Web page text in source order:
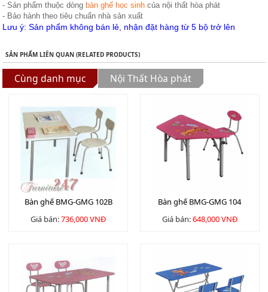
- Sản phẩm thuộc dòng bàn ghế học sinh của nội thất hòa phát
- Bảo hành theo tiêu chuẩn nhà sản xuất
Lưu ý: Sản phẩm không bán lẻ, nhận đặt hàng từ 5 bộ trở lên
SẢN PHẨM LIÊN QUAN (RELATED PRODUCTS)
Cùng danh mục Nội Thất Hòa phát
Bàn ghế BMG-GMG 102B
Giá bán:736,000 VNĐ
Bàn ghế BMG-GMG 104
Giá bán:648,000 VNĐ